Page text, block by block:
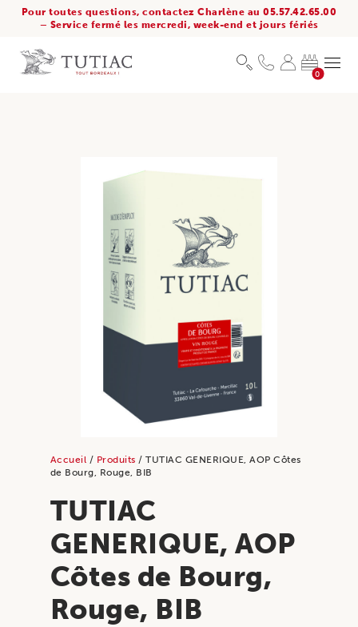
Pour toutes questions, contactez Charlène au 05.57.42.65.00
– Service fermé les mercredi, week-end et jours fériés
0
Accueil / Produits/ TUTIAC GENERIQUE, AOP Côtes
de Bourg, Rouge, BIB
TUTIAC
GENERIQUE, AOP
Côtes de Bourg,
Rouge, BIB